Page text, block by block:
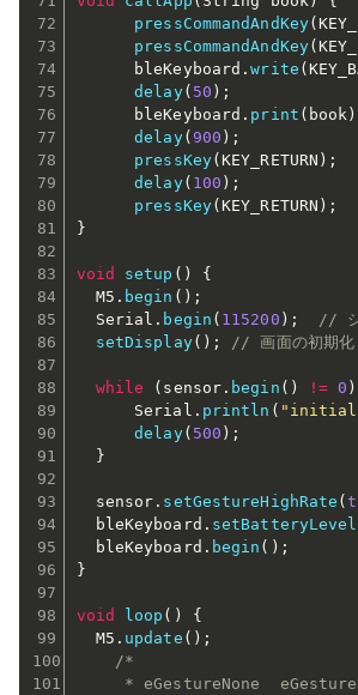
pressCommandAndKey(
pressCommandAndKey(
      bleKeyboard
.write (
delay( 50 ) ;
      bleKeyboard
. print ( book )
delay(900 ) ;
pressKey(KEY_RETURN ) ;
delay( 100 ) ;
pressKey(KEY_RETURN ) ;
}
void setup ( )
{
  M5
. begin ( ) ;
  Serial
. begin ( 115200 ) ;
// シ
setDisplay( ) ; // 画面の初期化
while ( sensor . begin ( ) != 0 )
      Serial
. println ( "initial
delay( 500 ) ;
}
  sensor
. setGestureHighRate (
  bleKeyboard
. setBatteryLevel
  bleKeyboard
. begin ( ) ;
}
void loop ( )
{
  M5
. update ( ) ;
/*
* eGestureNone